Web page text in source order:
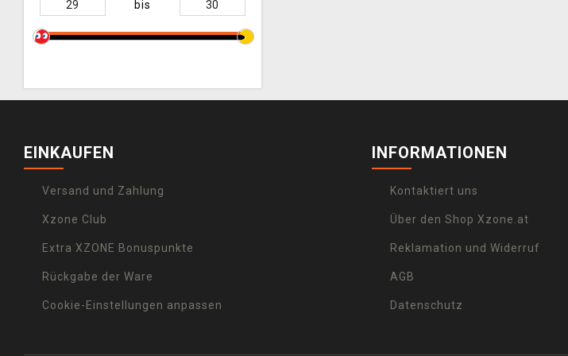
bis
EINKAUFEN
Versand und Zahlung
Xzone Club
Extra XZONE Bonuspunkte
Rückgabe der Ware
Cookie-Einstellungen anpassen
INFORMATIONEN
Kontaktiert uns
Über den Shop Xzone.at
Reklamation und Widerruf
AGB
Datenschutz